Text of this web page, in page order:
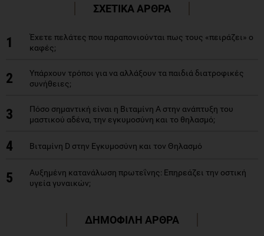
ΣΧΕΤΙΚΑ ΑΡΘΡΑ
1
Έχετε πελάτες που παραπονιούνται πως τους «πειράζει» ο
καφές;
2
Υπάρχουν τρόποι για να αλλάξουν τα παιδιά διατροφικές
συνήθειες;
3
Πόσο σημαντική είναι η Βιταμίνη Α στην ανάπτυξη του
μαστικού αδένα, την εγκυμοσύνη και το θηλασμό;
4 Βιταμίνη D στην Εγκυμοσύνη και τον Θηλασμό
5
Αυξημένη κατανάλωση πρωτεΐνης: Επηρεάζει την οστική
υγεία γυναικών;
ΔΗΜΟΦΙΛΗ ΑΡΘΡΑ